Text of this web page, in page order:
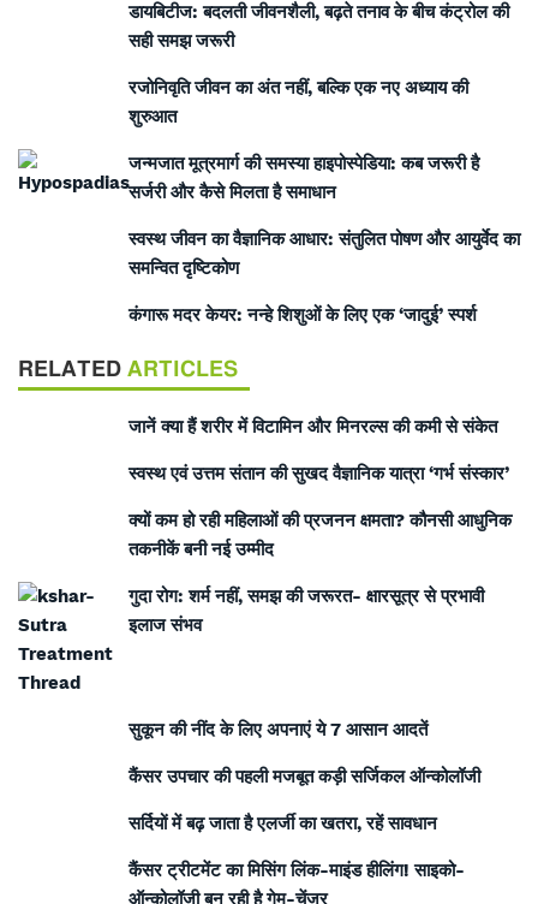
डायबिटीज: बदलती जीवनशैली, बढ़ते तनाव के बीच कंट्रोल की
सही समझ जरूरी
रजोनिवृति जीवन का अंत नहीं, बल्कि एक नए अध्याय की
शुरुआत
जन्मजात मूत्रमार्ग की समस्या हाइपोस्पेडिया: कब जरूरी है
सर्जरी और कैसे मिलता है समाधान
स्वस्थ जीवन का वैज्ञानिक आधार: संतुलित पोषण और आयुर्वेद का
समन्वित दृष्टिकोण
कंगारू मदर केयर: नन्हे शिशुओं के लिए एक ‘जादुई’ स्पर्श
RELATED ARTICLES
जानें क्या हैं शरीर में विटामिन और मिनरल्स की कमी से संकेत
स्वस्थ एवं उत्तम संतान की सुखद वैज्ञानिक यात्रा ‘गर्भ संस्कार’
क्यों कम हो रही महिलाओं की प्रजनन क्षमता? कौनसी आधुनिक
तकनीकें बनी नई उम्मीद
गुदा रोग: शर्म नहीं, समझ की जरूरत- क्षारसूत्र से प्रभावी
इलाज संभव
सुकून की नींद के लिए अपनाएं ये 7 आसान आदतें
कैंसर उपचार की पहली मजबूत कड़ी सर्जिकल ऑन्कोलॉजी
सर्दियों में बढ़ जाता है एलर्जी का खतरा, रहें सावधान
कैंसर ट्रीटमेंट का मिसिंग लिंक-माइंड हीलिंग! साइको-
ऑन्कोलॉजी बन रही है गेम-चेंजर